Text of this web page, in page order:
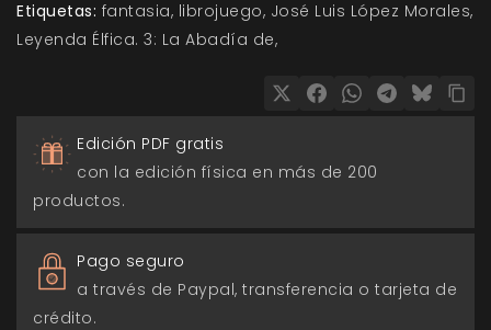
Etiquetas: fantasia librojuego José Luis López Morales
Leyenda Élfica. 3: La Abadía de
Edición PDF gratis
con la edición física en más de 200
productos.
Pago seguro
a través de Paypal, transferencia o tarjeta de
crédito.